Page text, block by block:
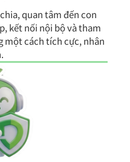
quan tâm đến con
kết nối nội bộ và tham
một cách tích cực, nhân